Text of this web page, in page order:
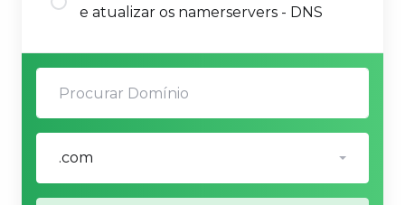
e atualizar os namerservers - DNS
.com